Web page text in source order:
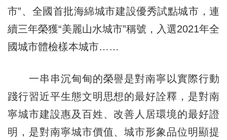
市”、全國首批海綿城市建設優秀試點城市，連
續三年榮獲“美麗山水城市”稱號，入選2021年全
國城市體檢樣本城市……
一串串沉甸甸的榮譽是對南寧以實際行動
踐行習近平生態文明思想的最好詮釋，是對南
寧城市建設惠及百姓、改善人居環境的最好證
明，是對南寧城市價值、城市形象品位明顯提